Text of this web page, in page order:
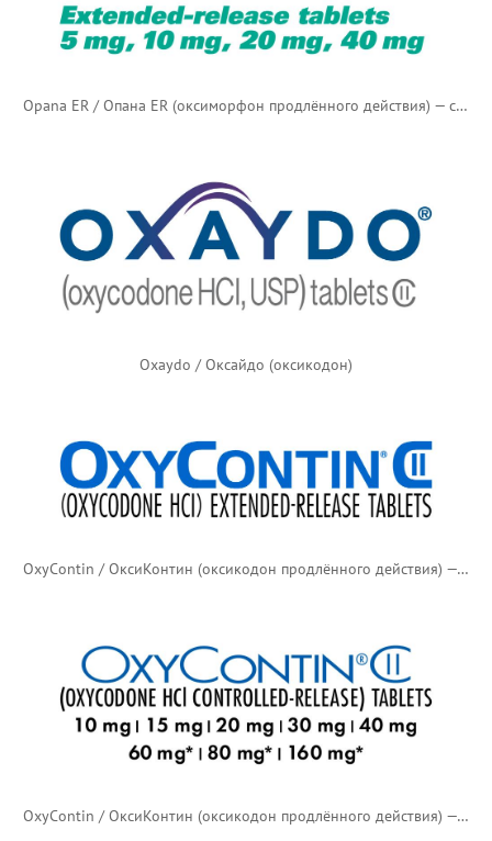
Opana ER / Опана ER (оксиморфон продлённого действия) — старый логотип
Oxaydo / Оксайдо (оксикодон)
OxyContin / ОксиКонтин (оксикодон продлённого действия) — новый логотип
OxyContin / ОксиКонтин (оксикодон продлённого действия) — старый логотип